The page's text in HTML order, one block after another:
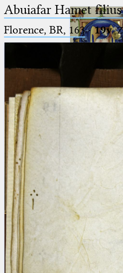
Arabus et
_
(the underscore) is the
for exactly one character.
%
(the percent sign) is the
placeholder for no, one or more
than one character.
%%
(two percent signs) is the
placeholder for no, one or more
than one character, but not for
blank space (so that a search ends
at word boundaries).
Abuiafar Hamet filius
Florence, BR, 163·19v